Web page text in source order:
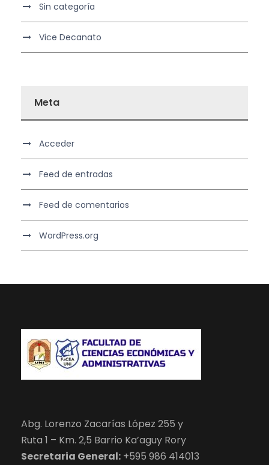
Sin categoría
Vice Decanato
Meta
Acceder
Feed de entradas
Feed de comentarios
WordPress.org
Abg. Lorenzo Zacarías López 255 y
Ruta 1 – Km. 2,5 Barrio Ka’aguy Rory
Secretaria General: +595 986 414013